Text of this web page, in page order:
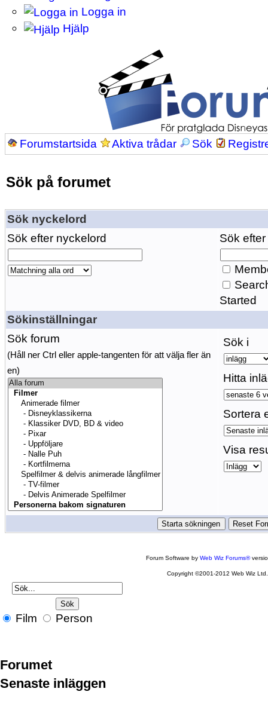
Logga in
Hjälp
Forumstartsida Aktiva trådar Sök
Sök på forumet
Sök nyckelord
Sök efter nyckelord
Sök
Started
Sökinställningar
Sök forum
(Håll ner Ctrl eller apple-tangenten för att välja fler än
en)
Sök i
Hitta
Sortera
Visa
Forum Software byWeb Wiz Forums®
Copyright ©2001-2012 Web Wiz Ltd.
Film Person
Forumet
Senaste inläggen